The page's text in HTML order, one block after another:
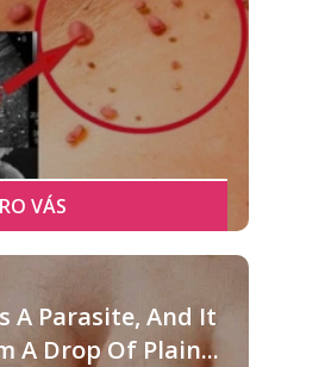
A Parasite, And It
A Drop Of Plain...